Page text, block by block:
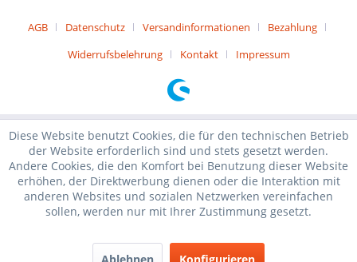
AGB Datenschutz Versandinformationen
Bezahlung
Widerrufsbelehrung
Kontakt Impressum
Diese Website benutzt Cookies, die für den technischen Betrieb
der Website erforderlich sind und stets gesetzt werden.
Andere Cookies, die den Komfort bei Benutzung dieser Website
erhöhen, der Direktwerbung dienen oder die Interaktion mit
anderen Websites und sozialen Netzwerken vereinfachen
sollen, werden nur mit Ihrer Zustimmung gesetzt.